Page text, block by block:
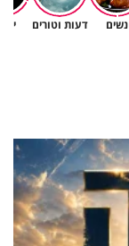
נשים דעות וטורים